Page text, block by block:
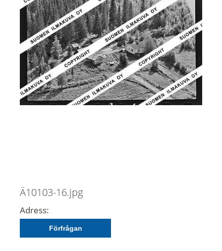
Ä10103-16.jpg
Adress:
Förfrågan